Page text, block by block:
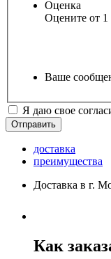
Оценка
Оцените от 1
Ваше
Я даю свое
доставка
преимущества
Доставка в г.
Как